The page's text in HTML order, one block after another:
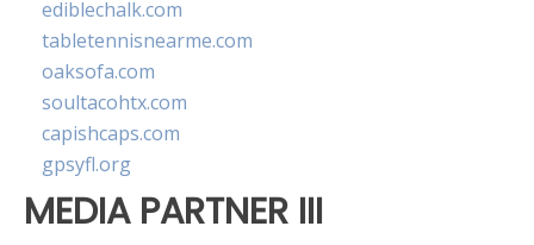
ediblechalk.com
tabletennisnearme.com
oaksofa.com
soultacohtx.com
capishcaps.com
gpsyfl.org
MEDIA PARTNER III